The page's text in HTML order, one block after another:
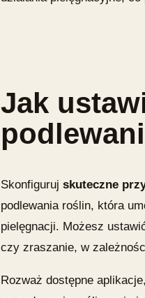
Jak
Skonfiguruj skuteczne
podlewania roślin, która
pielęgnacji. Możesz
czy zraszanie, w
Rozważ dostępne